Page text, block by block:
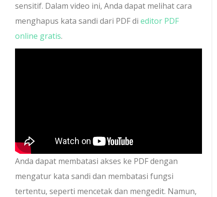
sensitif. Dalam video ini, Anda dapat melihat cara
menghapus kata sandi dari PDF dieditor PDF
online gratis.
Anda dapat membatasi akses ke PDF dengan
mengatur kata sandi dan membatasi fungsi
tertentu, seperti mencetak dan mengedit. Namun,